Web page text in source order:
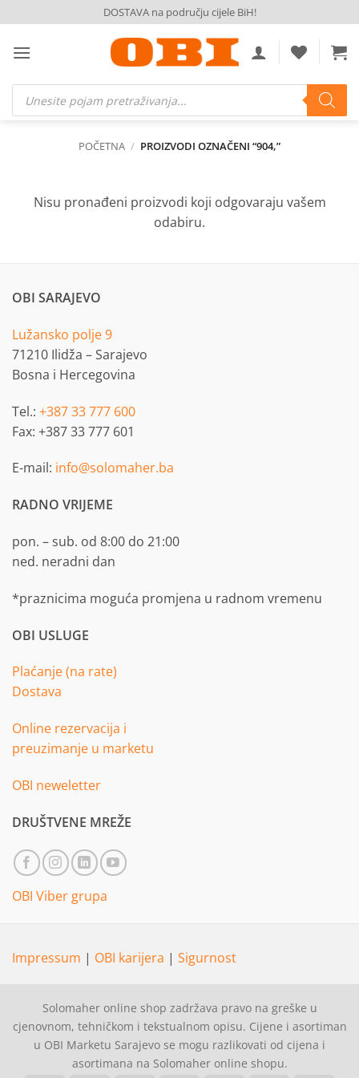
to
content
DOSTAVA na području cijele BiH!
Products
search
POČETNA / PROIZVODI OZNAČENI “904,”
Nisu pronađeni proizvodi koji odgovaraju vašem
odabiru.
OBI SARAJEVO
Lužansko polje 9
71210 Ilidža – Sarajevo
Bosna i Hercegovina
Tel.: +387 33 777 600
Fax: +387 33 777 601
E-mail: info@solomaher.ba
RADNO VRIJEME
pon. – sub. od 8:00 do 21:00
ned. neradni dan
*praznicima moguća promjena u radnom vremenu
OBI USLUGE
Plaćanje (na rate)
Dostava
Online rezervacija i
preuzimanje u marketu
OBI neweletter
DRUŠTVENE MREŽE
OBI Viber grupa
Impressum | OBI karijera | Sigurnost
Solomaher online shop zadržava pravo na greške u
cjenovnom, tehničkom i tekstualnom opisu. Cijene i asortiman
u OBI Marketu Sarajevo se mogu razlikovati od cijena i
asortimana na Solomaher online shopu.